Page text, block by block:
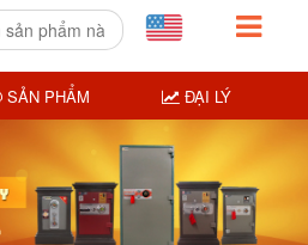
SẢN PHẨM ĐẠI LÝ